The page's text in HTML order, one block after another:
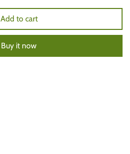
Add to cart
Buy it now